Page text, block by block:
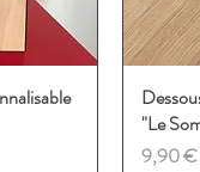
"Le
Prix
9,90 €